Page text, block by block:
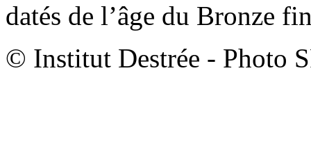
datés de l’âge du Bronze
© Institut Destrée - Photo